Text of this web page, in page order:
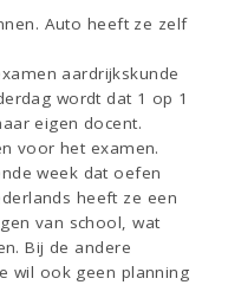
Auto heeft ze zelf
aardrijkskunde
wordt dat 1 op 1
eigen docent.
voor het examen.
week dat oefen
heeft ze een
van school, wat
Bij de andere
wil ook geen planning